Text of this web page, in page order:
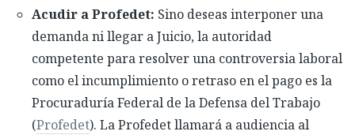
Acudir a Profedet: Sino deseas interponer una
demanda ni llegar a Juicio, la autoridad
competente para resolver una controversia laboral
como el incumplimiento o retraso en el pago es la
Procuraduría Federal de la Defensa del Trabajo
(Profedet). La Profedet llamará a audiencia al